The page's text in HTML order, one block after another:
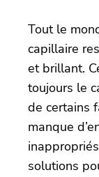
Tout le
capillaire
et brillant.
toujours le
de certains
manque
solutions